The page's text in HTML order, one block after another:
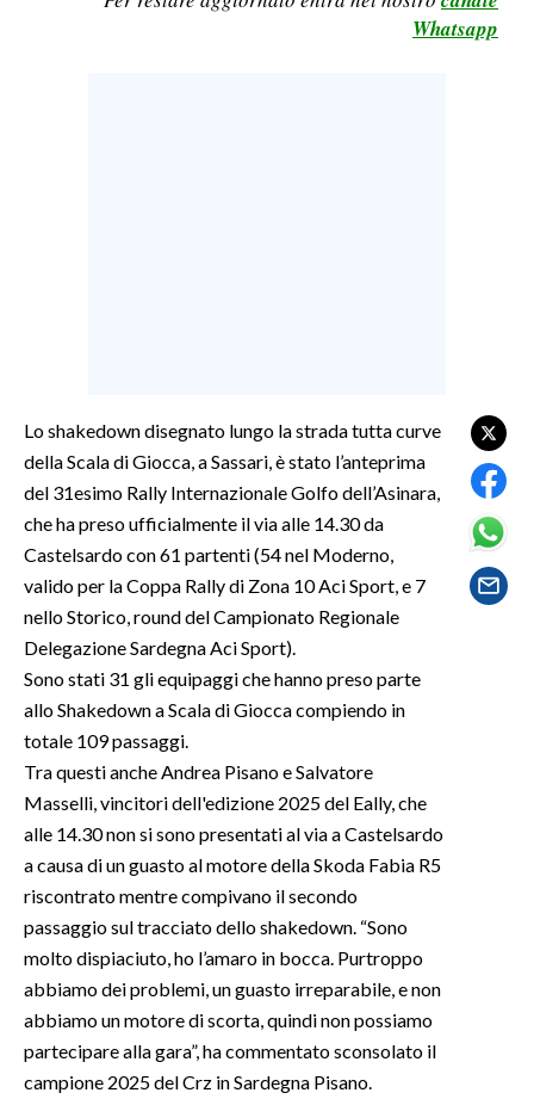
GOSSIP
SALUTE
SARDEGNA TURISMO
SARDI NEL MONDO
NOTIZIE
EVENTI
#CARAUNIONE
3 MINUTI CON
INSULARITÀ
ABBONATI
ANNUNCI
Whatsapp
Lo shakedown disegnato lungo la strada tutta curve
della Scala di Giocca, a Sassari, è stato l’anteprima
del 31esimo Rally Internazionale Golfo dell’Asinara,
che ha preso ufficialmente il via alle 14.30 da
Castelsardo con 61 partenti (54 nel Moderno,
valido per la Coppa Rally di Zona 10 Aci Sport, e 7
nello Storico, round del Campionato Regionale
Delegazione Sardegna Aci Sport).
Sono stati 31 gli equipaggi che hanno preso parte
allo Shakedown a Scala di Giocca compiendo in
totale 109 passaggi.
Tra questi anche Andrea Pisano e Salvatore
Masselli, vincitori dell'edizione 2025 del Eally, che
alle 14.30 non si sono presentati al via a Castelsardo
a causa di un guasto al motore della Skoda Fabia R5
riscontrato mentre compivano il secondo
passaggio sul tracciato dello shakedown. “Sono
molto dispiaciuto, ho l’amaro in bocca. Purtroppo
abbiamo dei problemi, un guasto irreparabile, e non
abbiamo un motore di scorta, quindi non possiamo
partecipare alla gara”, ha commentato sconsolato il
campione 2025 del Crz in Sardegna Pisano.